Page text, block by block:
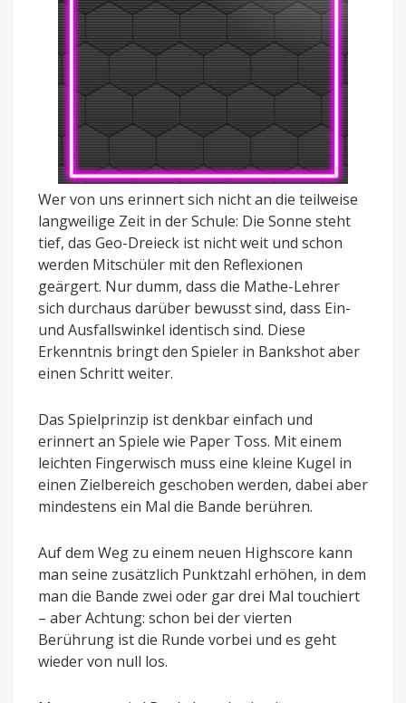
Wer von uns erinnert sich nicht an die teilweise
langweilige Zeit in der Schule: Die Sonne steht
tief, das Geo-Dreieck ist nicht weit und schon
werden Mitschüler mit den Reflexionen
geärgert. Nur dumm, dass die Mathe-Lehrer
sich durchaus darüber bewusst sind, dass Ein-
und Ausfallswinkel identisch sind. Diese
Erkenntnis bringt den Spieler in Bankshot aber
einen Schritt weiter.
Das Spielprinzip ist denkbar einfach und
erinnert an Spiele wie Paper Toss. Mit einem
leichten Fingerwisch muss eine kleine Kugel in
einen Zielbereich geschoben werden, dabei aber
mindestens ein Mal die Bande berühren.
Auf dem Weg zu einem neuen Highscore kann
man seine zusätzlich Punktzahl erhöhen, in dem
man die Bande zwei oder gar drei Mal touchiert
– aber Achtung: schon bei der vierten
Berührung ist die Runde vorbei und es geht
wieder von null los.